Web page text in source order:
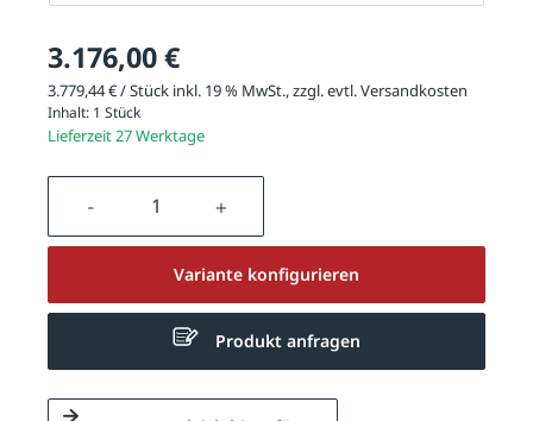
3.176,00 €
3.779,44 € / Stück inkl. 19 % MwSt., zzgl. evtl.Versandkosten
Inhalt: 1 Stück
Lieferzeit 27 Werktage
Produkt Anzahl: Gib den
Variante konfigurieren
Produkt anfragen